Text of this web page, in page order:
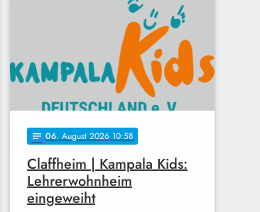
notes 06. August 2026 10:58
Claffheim | Kampala Kids:
Lehrerwohnheim
eingeweiht